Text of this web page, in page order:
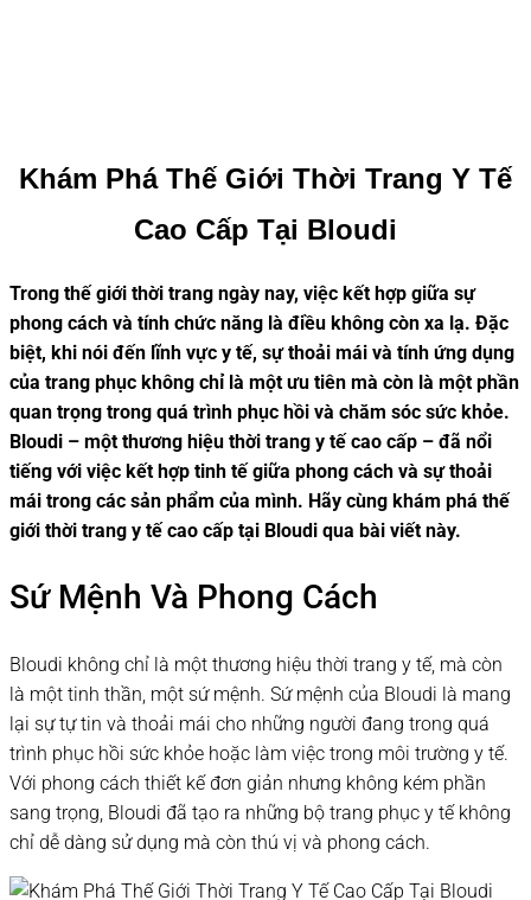
Khám Phá Thế Giới Thời Trang Y Tế
Cao Cấp Tại Bloudi
Trong thế giới thời trang ngày nay, việc kết hợp giữa sự
phong cách và tính chức năng là điều không còn xa lạ. Đặc
biệt, khi nói đến lĩnh vực y tế, sự thoải mái và tính ứng dụng
của trang phục không chỉ là một ưu tiên mà còn là một phần
quan trọng trong quá trình phục hồi và chăm sóc sức khỏe.
Bloudi – một thương hiệu thời trang y tế cao cấp – đã nổi
tiếng với việc kết hợp tinh tế giữa phong cách và sự thoải
mái trong các sản phẩm của mình. Hãy cùng khám phá thế
giới thời trang y tế cao cấp tại Bloudi qua bài viết này.
Sứ Mệnh Và Phong Cách
Bloudi không chỉ là một thương hiệu thời trang y tế, mà còn
là một tinh thần, một sứ mệnh. Sứ mệnh của Bloudi là mang
lại sự tự tin và thoải mái cho những người đang trong quá
trình phục hồi sức khỏe hoặc làm việc trong môi trường y tế.
Với phong cách thiết kế đơn giản nhưng không kém phần
sang trọng, Bloudi đã tạo ra những bộ trang phục y tế không
chỉ dễ dàng sử dụng mà còn thú vị và phong cách.